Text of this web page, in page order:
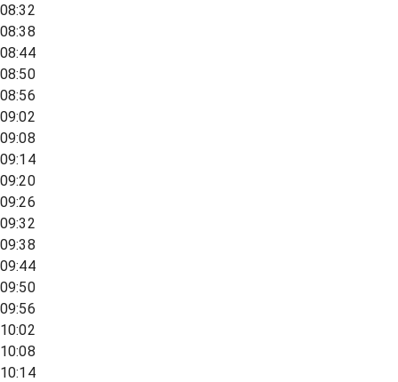
08:32
08:38
08:44
08:50
08:56
09:02
09:08
09:14
09:20
09:26
09:32
09:38
09:44
09:50
09:56
10:02
10:08
10:14